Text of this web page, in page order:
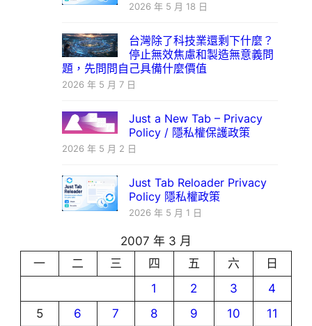
2026 年 5 月 18 日
台灣除了科技業還剩下什麼？
停止無效焦慮和製造無意義問
題，先問問自己具備什麼價值
2026 年 5 月 7 日
Just a New Tab – Privacy
Policy / 隱私權保護政策
2026 年 5 月 2 日
Just Tab Reloader Privacy
Policy 隱私權政策
2026 年 5 月 1 日
2007 年 3 月
一
二 三 四 五 六
日
1
2 3
4
5
6 7 8 9 10
11